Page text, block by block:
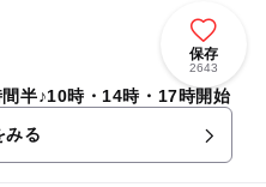
保存
2643
半♪10時・14時・17時開始
みる